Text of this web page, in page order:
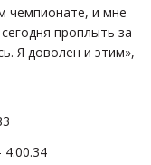
чемпионате, и мне
проплыть за
Я доволен и этим»,